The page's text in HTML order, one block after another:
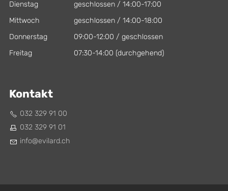
Dienstag
geschlossen / 14:00-17:00
Mittwoch
geschlossen / 14:00-18:00
Donnerstag
09:00-12:00 / geschlossen
Freitag
07:30-14:00 (durchgehend)
Kontakt
032 329 91 00
032 329 91 01
nf
v l rd ch